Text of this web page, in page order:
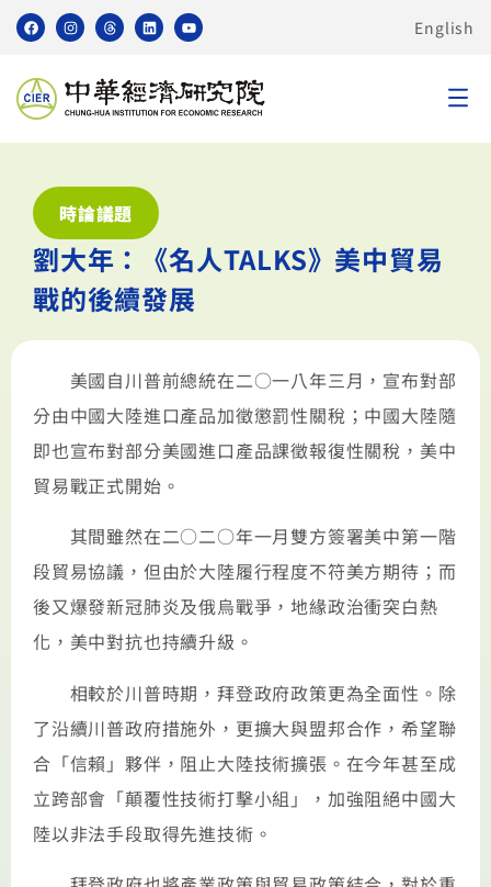
English
時論議題
劉大年：《名人TALKS》美中貿易
戰的後續發展
美國自川普前總統在二○一八年三月，宣布對部
分由中國大陸進口產品加徵懲罰性關稅；中國大陸隨
即也宣布對部分美國進口產品課徵報復性關稅，美中
貿易戰正式開始。
其間雖然在二○二○年一月雙方簽署美中第一階
段貿易協議，但由於大陸履行程度不符美方期待；而
後又爆發新冠肺炎及俄烏戰爭，地緣政治衝突白熱
化，美中對抗也持續升級。
相較於川普時期，拜登政府政策更為全面性。除
了沿續川普政府措施外，更擴大與盟邦合作，希望聯
合「信賴」夥伴，阻止大陸技術擴張。在今年甚至成
立跨部會「顛覆性技術打擊小組」，加強阻絕中國大
陸以非法手段取得先進技術。